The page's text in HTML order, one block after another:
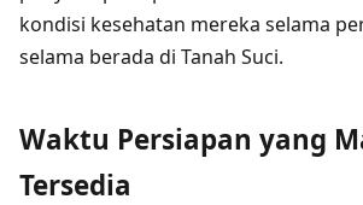
kondisi kesehatan mereka selama
selama berada di Tanah Suci.
Waktu Persiapan yang
Tersedia